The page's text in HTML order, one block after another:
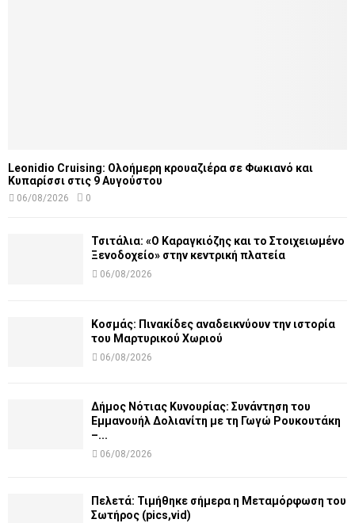
Leonidio Cruising: Ολοήμερη κρουαζιέρα σε Φωκιανό και
Κυπαρίσσι στις 9 Αυγούστου
06/08/2026 0
Τσιτάλια: «Ο Καραγκιόζης και το Στοιχειωμένο
Ξενοδοχείο» στην κεντρική πλατεία
06/08/2026
Κοσμάς: Πινακίδες αναδεικνύουν την ιστορία
του Μαρτυρικού Χωριού
06/08/2026
Δήμος Νότιας Κυνουρίας: Συνάντηση του
Εμμανουήλ Δολιανίτη με τη Γωγώ Ρουκουτάκη
–...
06/08/2026
Πελετά: Τιμήθηκε σήμερα η Μεταμόρφωση του
Σωτήρος (pics,vid)